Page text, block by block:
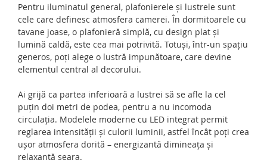
Pentru iluminatul general, plafonierele și lustrele sunt
cele care definesc atmosfera camerei. În dormitoarele cu
tavane joase, o plafonieră simplă, cu design plat și
lumină caldă, este cea mai potrivită. Totuși, într-un spațiu
generos, poți alege o lustră impunătoare, care devine
elementul central al decorului.
Ai grijă ca partea inferioară a lustrei să se afle la cel
puțin doi metri de podea, pentru a nu incomoda
circulația. Modelele moderne cu LED integrat permit
reglarea intensității și culorii luminii, astfel încât poți crea
ușor atmosfera dorită – energizantă dimineața și
relaxantă seara.